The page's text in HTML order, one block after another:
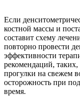
Если
костной массы и
составит схему
повторно провести
эффективности
рекомендаций, таких,
прогулки на свежем
осторожность при
время.